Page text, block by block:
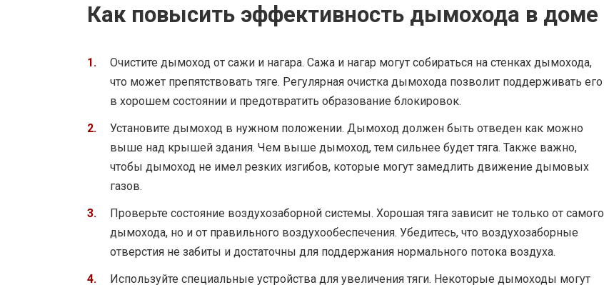
Как повысить эффективность дымохода в доме
Очистите дымоход от сажи и нагара. Сажа и нагар могут собираться на стенках дымохода,
что может препятствовать тяге. Регулярная очистка дымохода позволит поддерживать его
в хорошем состоянии и предотвратить образование блокировок.
Установите дымоход в нужном положении. Дымоход должен быть отведен как можно
выше над крышей здания. Чем выше дымоход, тем сильнее будет тяга. Также важно,
чтобы дымоход не имел резких изгибов, которые могут замедлить движение дымовых
газов.
Проверьте состояние воздухозаборной системы. Хорошая тяга зависит не только от самого
дымохода, но и от правильного воздухообеспечения. Убедитесь, что воздухозаборные
отверстия не забиты и достаточны для поддержания нормального потока воздуха.
Используйте специальные устройства для увеличения тяги. Некоторые дымоходы могут